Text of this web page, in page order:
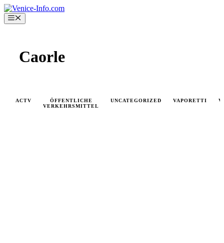
Skip
to
content
Menu
Caorle
ACTV
ÖFFENTLICHE
VERKEHRSMITTEL
UNCATEGORIZED VAPORETTI